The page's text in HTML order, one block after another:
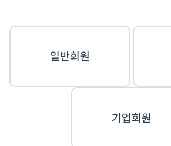
일반회원
기업회원